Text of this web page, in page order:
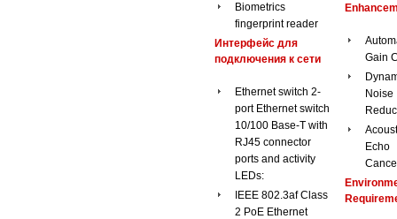
Biometrics
fingerprint reader
Интерфейс для
подключения к сети
Ethernet switch 2-
port Ethernet switch
10/100 Base-T with
RJ45 connector
ports and activity
LEDs:
IEEE 802.3af Class
2 PoE Ethernet
Gain
Noise
Echo